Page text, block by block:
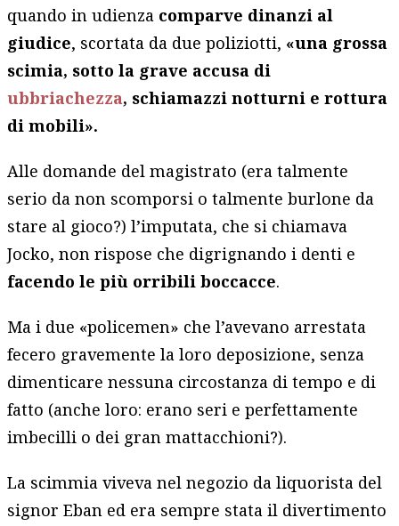
quando in udienza comparve dinanzi al
giudice, scortata da due poliziotti, «una grossa
scimia, sotto la grave accusa di
ubbriachezza, schiamazzi notturni e rottura
di mobili».
Alle domande del magistrato (era talmente
serio da non scomporsi o talmente burlone da
stare al gioco?) l’imputata, che si chiamava
Jocko, non rispose che digrignando i denti e
facendo le più orribili boccacce.
Ma i due «policemen» che l’avevano arrestata
fecero gravemente la loro deposizione, senza
dimenticare nessuna circostanza di tempo e di
fatto (anche loro: erano seri e perfettamente
imbecilli o dei gran mattacchioni?).
La scimmia viveva nel negozio da liquorista del
signor Eban ed era sempre stata il divertimento